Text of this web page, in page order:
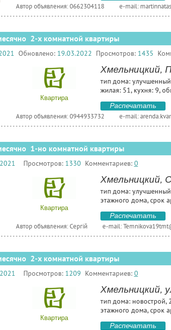
Автор объявления: 0662304118 e-mail:
2-х комнатной квартиры
Обновлено: 19.03.2022 Просмотров: 1435
Квартира
Хмельницкий,
тип дома:
жилая: 51, кухня: 9,
Распечатать
Автор объявления: 0944933732 e-mail:
1-но комнатной квартиры
Просмотров: 1330 Комментариев: 0
Квартира
Хмельницкий,
тип дома:
этажного дома, срок
Распечатать
Автор объявления: Сергій e-mail:
2-х комнатной квартиры
Просмотров: 1209 Комментариев: 0
Квартира
Хмельницкий,
тип дома: новострой,
этажного дома, срок
Распечатать